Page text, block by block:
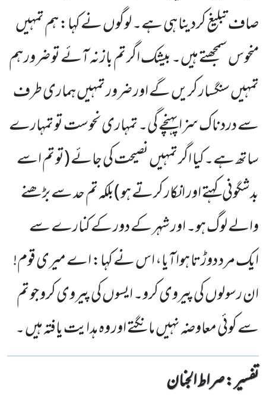
صاف تبلیغ کردینا ہی ہے۔ لوگوں نے کہا: ہم تمہیں
منحوس سمجھتے ہیں۔ بیشک اگر تم باز نہ آئے تو ضرور ہم
تمہیں سنگسار کریں گے اور ضرور تمہیں ہماری طرف
سے دردناک سزا پہنچے گی۔ تمہاری نحوست تو تمہارے
ساتھ ہے۔کیا اگر تمہیں نصیحت کی جائے (تو تم اسے
بدشگونی کہتے اور انکار کرتے ہو )بلکہ تم حد سے بڑھنے
والے لوگ ہو۔ اور شہر کے دور کے کنارے سے
ایک مرد دوڑتا ہواآیا، اس نے کہا: اے میری قوم!
ان رسولوں کی پیروی کرو۔ ایسوں کی پیروی کرو جو تم
سے کوئی معاوضہ نہیں مانگتے اور وہ ہدایت یافتہ ہیں ۔
تفسیر : ‎صراط الجنان